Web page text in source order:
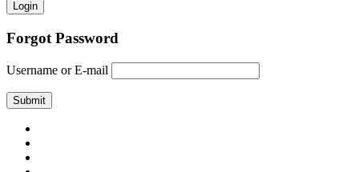
Forgot Password
Username or E-mail